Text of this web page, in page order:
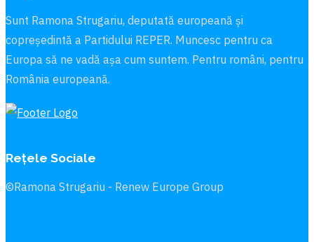
Sunt Ramona Strugariu, deputată europeană și
copreședintă a Partidului REPER. Muncesc pentru ca
Europa să ne vadă aşa cum suntem. Pentru români, pentru
România europeană.
Rețele Sociale
©Ramona Strugariu - Renew Europe Group